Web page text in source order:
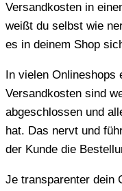
Versandkosten in
weißt du selbst wie
es in deinem Shop
In vielen
Versandkosten sind
abgeschlossen und
hat. Das nervt und
der Kunde die
Je transparenter dein